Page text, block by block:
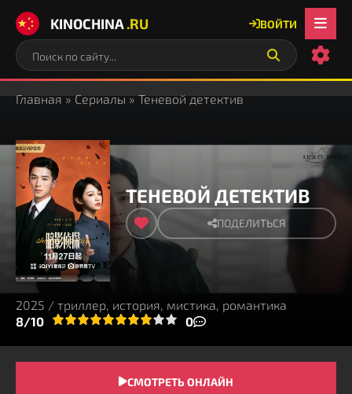
KINOCHINA.RU ВОЙТИ
Главная»Сериалы» Теневой детектив
ТЕНЕВОЙ ДЕТЕКТИВ
ПОДЕЛИТЬСЯ
2025 / триллер, история, мистика, романтика
8/10
4 5 6 7 8 9 10 0
СМОТРЕТЬ ОНЛАЙН